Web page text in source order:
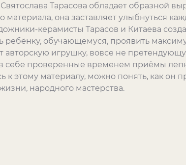
Тарасова обладает образной
материала, она заставляет улыбнуться
керамисты Тарасов и Китаева
ребёнку, обучающемуся, проявить
авторскую игрушку, вовсе не
себе проверенные временем приёмы
к этому материалу, можно понять, как он
народного мастерства.